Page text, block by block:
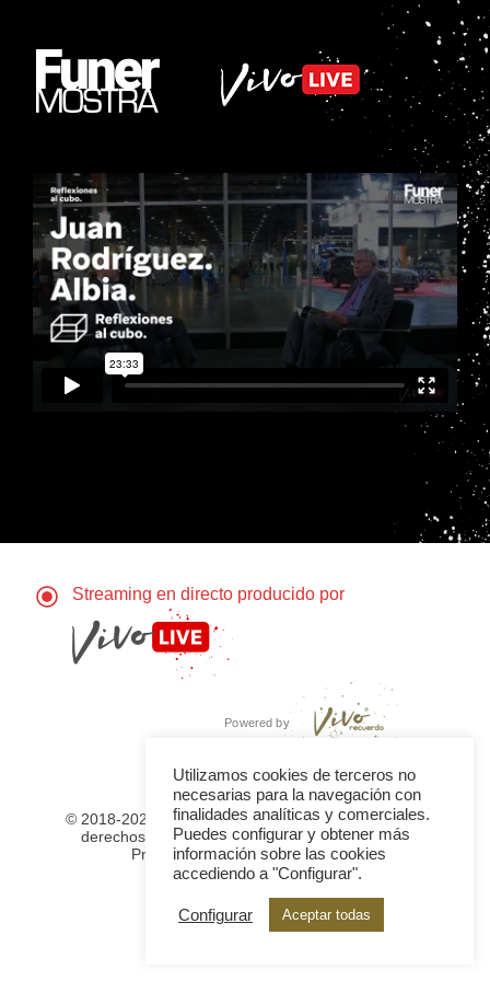
Streaming en directo producido por
Powered by
© 2018-2023. Copyright Vivo Recuerdo®. Todos los
derechos reservados. |Aviso Legal|Política de
Privacidad|Política de Cookies|
Utilizamos cookies de terceros no
necesarias para la navegación con
finalidades analíticas y comerciales.
Puedes configurar y obtener más
información sobre las cookies
accediendo a "Configurar".
Configurar Aceptar todas